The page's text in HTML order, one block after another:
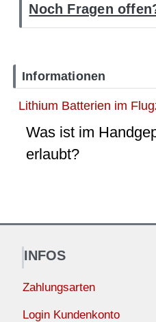
Noch Fragen
Informationen
Lithium Batterien im
Was ist im
erlaubt?
INFOS
Zahlungsarten
Login Kundenkonto